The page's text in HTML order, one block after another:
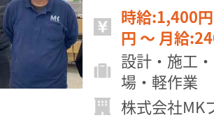
時給:1,400円 ～ 日給
円 ～ 月
設計・施工
場・軽作業
株式会社MK